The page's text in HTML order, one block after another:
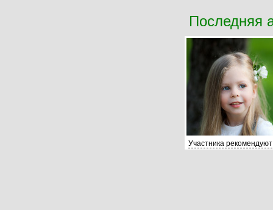
Последняя
Участника рекомендуют